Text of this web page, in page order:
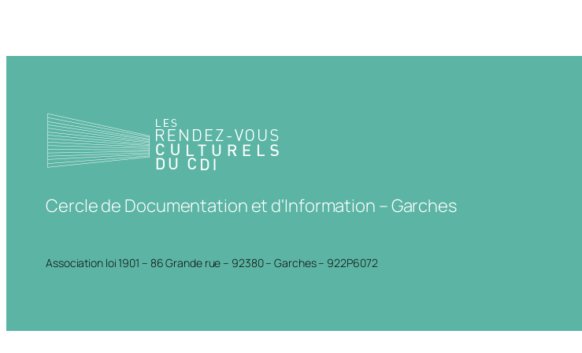
Cercle de Documentation et d'Information – Garches
Association loi 1901 – 86 Grande rue – 92380 – Garches – 922P6072